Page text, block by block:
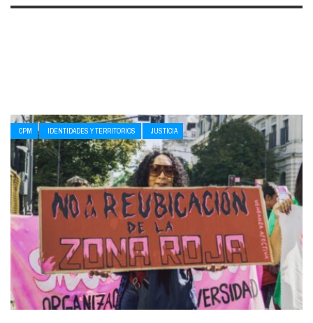
CPM IDENTIDADES Y TERRITORIOS JUSTICIA